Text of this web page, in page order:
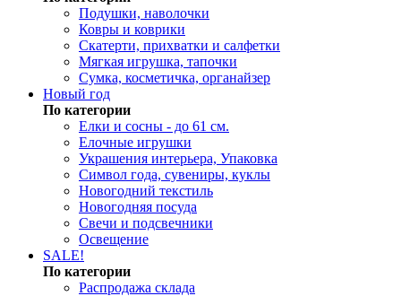
Подушки, наволочки
Ковры и коврики
Скатерти, прихватки и салфетки
Мягкая игрушка, тапочки
Сумка, косметичка, органайзер
Новый год
По категории
Елки и сосны - до 61 см.
Елочные игрушки
Украшения интерьера, Упаковка
Символ года, сувениры, куклы
Новогодний текстиль
Новогодняя посуда
Свечи и подсвечники
Освещение
SALE!
По категории
Распродажа склада